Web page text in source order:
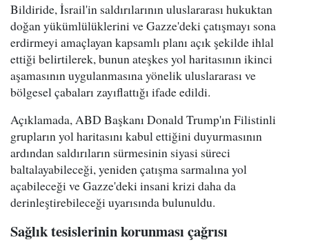
Bildiride, İsrail'in saldırılarının uluslararası hukuktan
doğan yükümlülüklerini ve Gazze'deki çatışmayı sona
erdirmeyi amaçlayan kapsamlı planı açık şekilde ihlal
ettiği belirtilerek, bunun ateşkes yol haritasının ikinci
aşamasının uygulanmasına yönelik uluslararası ve
bölgesel çabaları zayıflattığı ifade edildi.
Açıklamada, ABD Başkanı Donald Trump'ın Filistinli
grupların yol haritasını kabul ettiğini duyurmasının
ardından saldırıların sürmesinin siyasi süreci
baltalayabileceği, yeniden çatışma sarmalına yol
açabileceği ve Gazze'deki insani krizi daha da
derinleştirebileceği uyarısında bulunuldu.
Sağlık tesislerinin korunması çağrısı